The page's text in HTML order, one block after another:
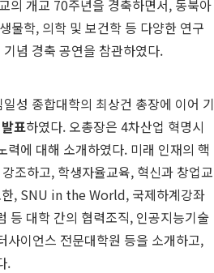
의 개교 70주년을 경축하면서, 동북아
물학, 의학 및 보건학 등 다양한 연구
념 경축 공연을 참관하였다.
성 종합대학의 최상건 총장에 이어 기
표하였다. 오총장은 4차산업 혁명시
에 대해 소개하였다. 미래 인재의 핵
조하고, 학생자율교육, 혁신과 창업교
한, SNU in the World, 국제하계강좌
등 대학 간의 협력조직, 인공지능기술
사이언스 전문대학원 등을 소개하고,
.